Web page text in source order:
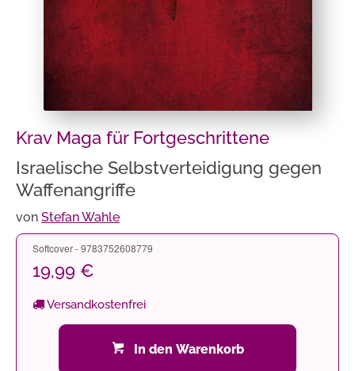
Krav Maga für Fortgeschrittene
Israelische Selbstverteidigung gegen
Waffenangriffe
von Stefan Wahle
Softcover - 9783752608779
19,99 €
Versandkostenfrei
In den Warenkorb